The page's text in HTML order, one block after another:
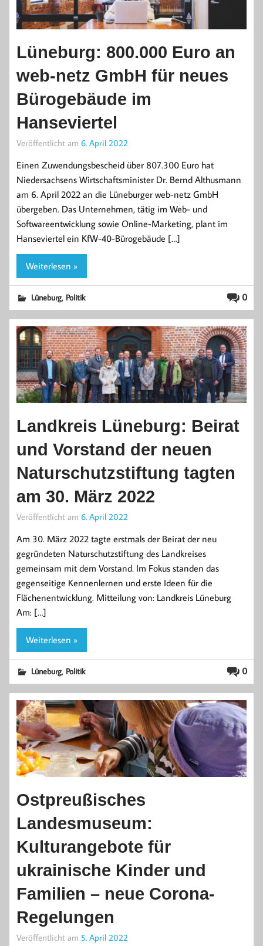
Lüneburg: 800.000 Euro an
web-netz GmbH für neues
Bürogebäude im
Hanseviertel
Veröffentlicht am 6. April 2022
Einen Zuwendungsbescheid über 807.300 Euro hat
Niedersachsens Wirtschaftsminister Dr. Bernd Althusmann
am 6. April 2022 an die Lüneburger web-netz GmbH
übergeben. Das Unternehmen, tätig im Web- und
Softwareentwicklung sowie Online-Marketing, plant im
Hanseviertel ein KfW-40-Bürogebäude […]
Weiterlesen »
0
Lüneburg, Politik
Landkreis Lüneburg: Beirat
und Vorstand der neuen
Naturschutzstiftung tagten
am 30. März 2022
Veröffentlicht am 6. April 2022
Am 30. März 2022 tagte erstmals der Beirat der neu
gegründeten Naturschutzstiftung des Landkreises
gemeinsam mit dem Vorstand. Im Fokus standen das
gegenseitige Kennenlernen und erste Ideen für die
Flächenentwicklung. Mitteilung von: Landkreis Lüneburg
Am: […]
Weiterlesen »
0
Lüneburg, Politik
Ostpreußisches
Landesmuseum:
Kulturangebote für
ukrainische Kinder und
Familien – neue Corona-
Regelungen
Veröffentlicht am 5. April 2022